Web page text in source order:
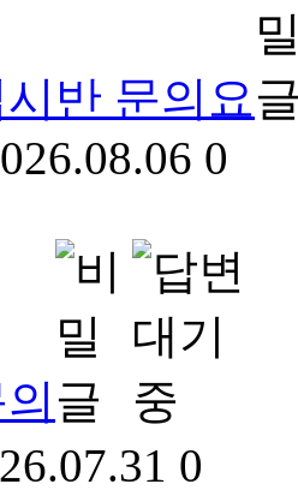
반 문의요
0
0